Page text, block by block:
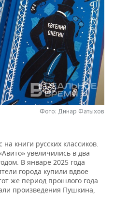
Фото: Динар Фатыхов
книги русских классиков.
увеличились в два
В январе 2025 года
города купили вдвое
же период прошлого года.
произведения Пушкина,